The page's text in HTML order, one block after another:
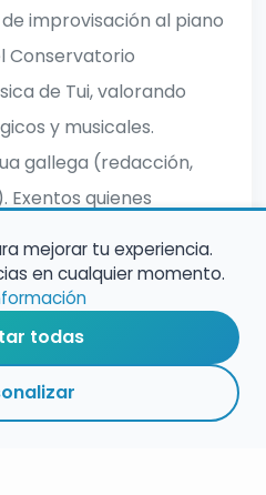
improvisación al piano
Conservatorio
de Tui, valorando
y musicales.
gallega (redacción,
Exentos quienes
ENLACES SEGUIR
mejorar tu experiencia.
en cualquier momento.
todas